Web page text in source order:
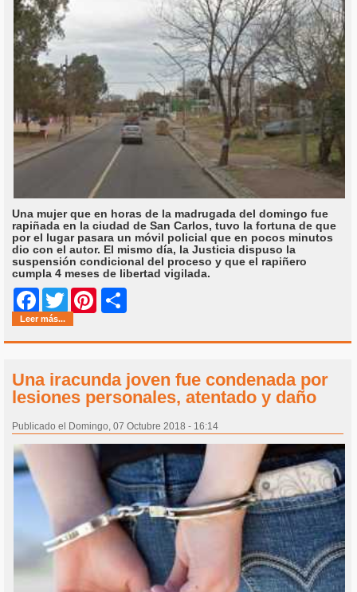
Una mujer que en horas de la madrugada del domingo fue
rapiñada en la ciudad de San Carlos, tuvo la fortuna de que
por el lugar pasara un móvil policial que en pocos minutos
dio con el autor. El mismo día, la Justicia dispuso la
suspensión condicional del proceso y que el rapiñero
cumpla 4 meses de libertad vigilada.
Facebook
Twitter Pinterest
Leer más...
Una iracunda joven fue condenada por
lesiones personales, atentado y daño
Publicado el Domingo, 07 Octubre 2018 - 16:14